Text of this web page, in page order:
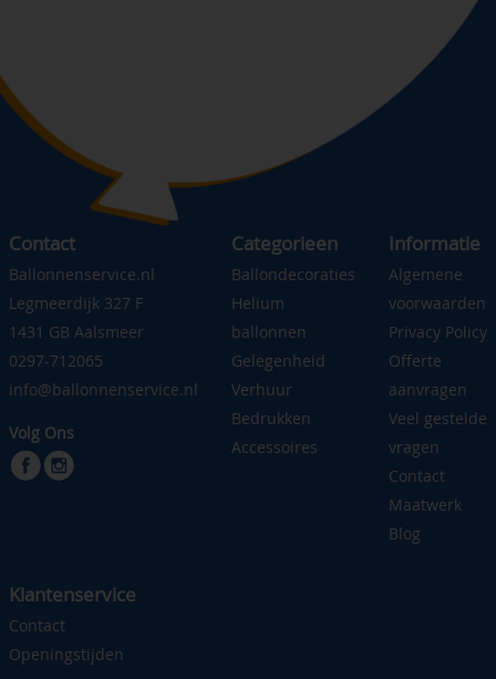
Contact
Ballonnenservice.nl
Legmeerdijk 327 F
1431 GB Aalsmeer
0297-712065
info@ballonnenservice.nl
Volg Ons
Categorieen
Ballondecoraties
Helium
ballonnen
Gelegenheid
Verhuur
Bedrukken
Accessoires
Informatie
Algemene
voorwaarden
Privacy Policy
Offerte
aanvragen
Veel gestelde
vragen
Contact
Maatwerk
Blog
Klantenservice
Contact
Openingstijden